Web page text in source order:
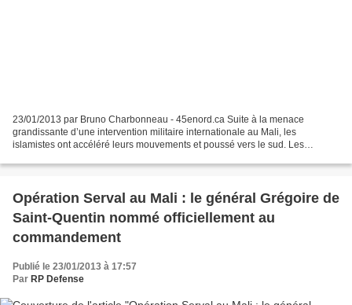
23/01/2013 par Bruno Charbonneau - 45enord.ca Suite à la menace
grandissante d’une intervention militaire internationale au Mali, les
islamistes ont accéléré leurs mouvements et poussé vers le sud. Les
Opération Serval au Mali : le général Grégoire de
Saint-Quentin nommé officiellement au
commandement
Publié le 23/01/2013 à 17:57
Par RP Defense